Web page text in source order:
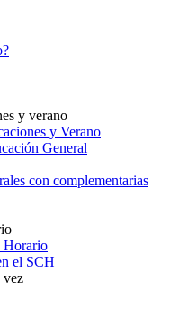
y verano
y Verano
General
con complementarias
Horario
el SCH
vez